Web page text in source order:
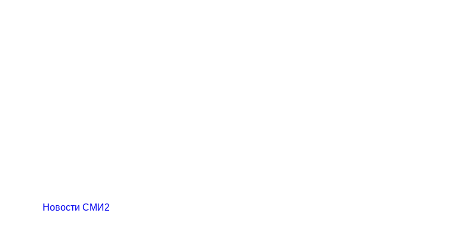
Новости СМИ2